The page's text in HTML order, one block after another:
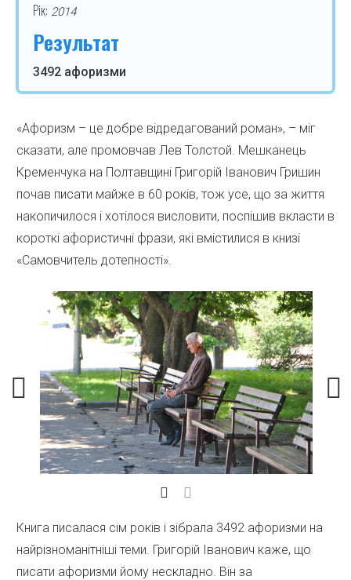
Рік: 2014
Результат
3492 афоризми
«Афоризм – це добре відредагований роман», – міг
сказати, але промовчав Лев Толстой. Мешканець
Кременчука на Полтавщині Григорій Іванович Гришин
почав писати майже в 60 років, тож усе, що за життя
накопичилося і хотілося висловити, поспішив вкласти в
короткі афористичні фрази, які вмістилися в книзі
«Самовчитель дотепності».
Книга писалася сім років і зібрала 3492 афоризми на
найрізноманітніші теми. Григорій Іванович каже, що
писати афоризми йому нескладно. Він за